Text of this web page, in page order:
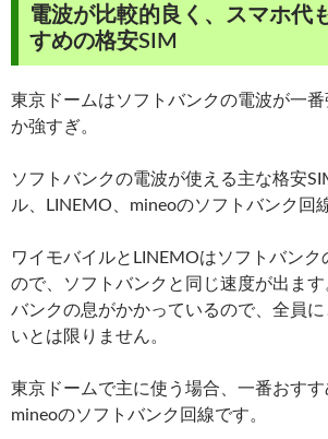
電波が比較的良く、スマホ代
すめの格安SIM
東京ドームはソフトバンクの電波が一番
か強すぎ。
ソフトバンクの電波が使える主な格安
ル、LINEMO、mineoのソフトバンク回
ワイモバイルとLINEMOはソフトバンク
ので、ソフトバンクと同じ速度が出ます
バンクの息がかかっているので、全員
いとは限りません。
東京ドームで主に使う場合、一番おす
mineoのソフトバンク回線です。